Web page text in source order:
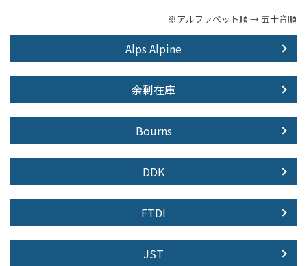
※アルファベット順 → 五十音順
Alps Alpine
余剰在庫
Bourns
DDK
FTDI
JST